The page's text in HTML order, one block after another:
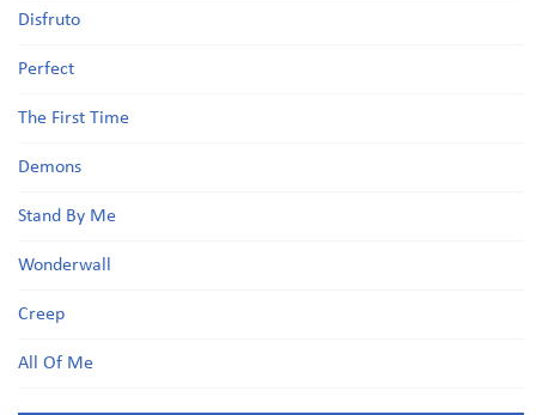
Disfruto
Perfect
The First Time
Demons
Stand By Me
Wonderwall
Creep
All Of Me